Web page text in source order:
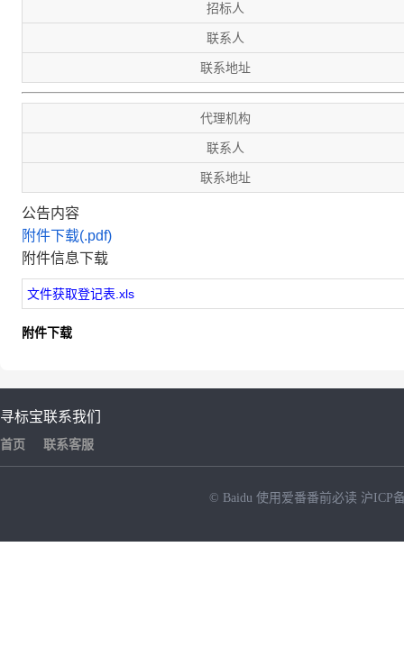
招标人
联系人
联系地址
代理机构
联系人
联系地址
公告内容
附件下载(.pdf)
附件信息下载
文件获取登记表.xls
附件下载
寻标宝
首页
联系我们
联系客服
© Baidu 使用爱番番前必读 沪ICP